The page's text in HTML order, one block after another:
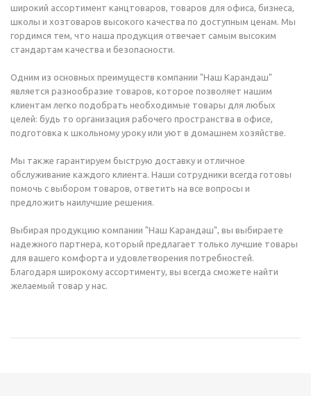
широкий ассортимент канцтоваров, товаров для офиса, бизнеса,
школы и хозтоваров высокого качества по доступным ценам. Мы
гордимся тем, что наша продукция отвечает самым высоким
стандартам качества и безопасности.
Одним из основных преимуществ компании "Наш Карандаш"
является разнообразие товаров, которое позволяет нашим
клиентам легко подобрать необходимые товары для любых
целей: будь то организация рабочего пространства в офисе,
подготовка к школьному уроку или уют в домашнем хозяйстве.
Мы также гарантируем быструю доставку и отличное
обслуживание каждого клиента. Наши сотрудники всегда готовы
помочь с выбором товаров, ответить на все вопросы и
предложить наилучшие решения.
Выбирая продукцию компании "Наш Карандаш", вы выбираете
надежного партнера, который предлагает только лучшие товары
для вашего комфорта и удовлетворения потребностей.
Благодаря широкому ассортименту, вы всегда сможете найти
желаемый товар у нас.